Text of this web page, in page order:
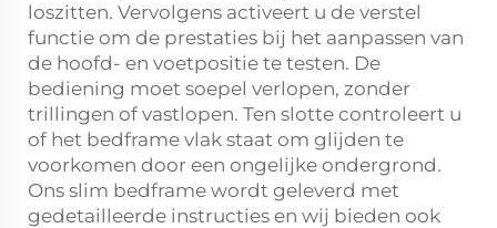
loszitten. Vervolgens activeert u de verstel
functie om de prestaties bij het aanpassen van
de hoofd- en voetpositie te testen. De
bediening moet soepel verlopen, zonder
trillingen of vastlopen. Ten slotte controleert u
of het bedframe vlak staat om glijden te
voorkomen door een ongelijke ondergrond.
Ons slim bedframe wordt geleverd met
gedetailleerde instructies en wij bieden ook